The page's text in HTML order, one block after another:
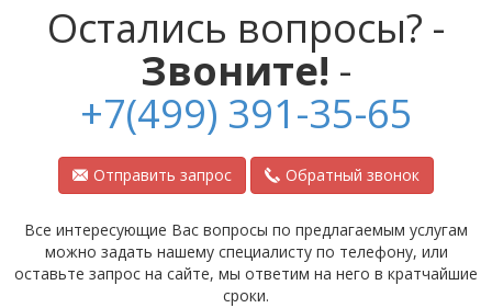
Остались вопросы? -
Звоните! -
+7(499) 391-35-65
Отправить запрос Обратный звонок
Все интересующие Вас вопросы по предлагаемым услугам
можно задать нашему специалисту по телефону, или
оставьте запрос на сайте, мы ответим на него в кратчайшие
сроки.